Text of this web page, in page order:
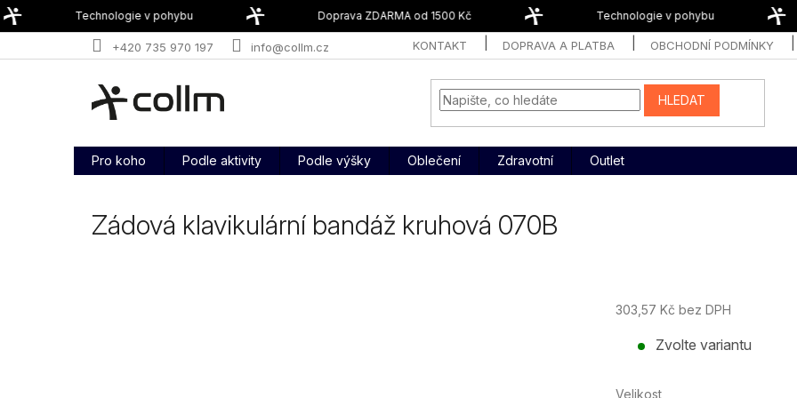
Přejít
na
Technologie v pohybu Doprava ZDARMA od 1500 Kč Technologie v pohybu
+420 735 970 197 info@collm.cz KONTAKT DOPRAVA A PLATBA OBCHODNÍ PODMÍNKY
HLEDAT
Pro koho Podle aktivity Podle výšky Oblečení Zdravotní Outlet
Zádová klavikulární bandáž kruhová 070B
303,57 Kč bez DPH
cena:
Zvolte variantu
Velikost